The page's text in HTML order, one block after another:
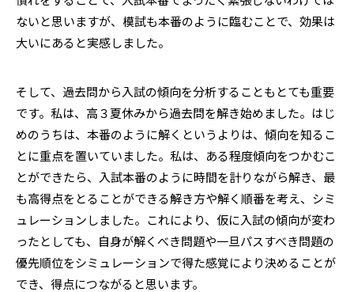
ないと思いますが、模試も本番のように臨むことで、効果は
大いにあると実感しました。
そして、過去問から入試の傾向を分析することもとても重要
です。私は、高３夏休みから過去問を解き始めました。はじ
めのうちは、本番のように解くというよりは、傾向を知るこ
とに重点を置いていました。私は、ある程度傾向をつかむこ
とができたら、入試本番のように時間を計りながら解き、最
も高得点をとることができる解き方や解く順番を考え、シミ
ュレーションしました。これにより、仮に入試の傾向が変わ
ったとしても、自身が解くべき問題や一旦パスすべき問題の
優先順位をシミュレーションで得た感覚により決めることが
でき、得点につながると思います。